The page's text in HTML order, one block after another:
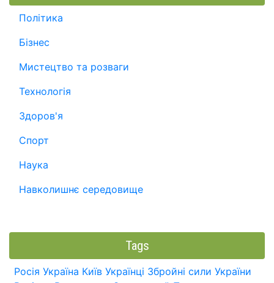
Політика
Бізнес
Мистецтво та розваги
Технологія
Здоров'я
Спорт
Наука
Навколишнє середовище
Tags
Росія Україна Київ Українці Збройні сили України